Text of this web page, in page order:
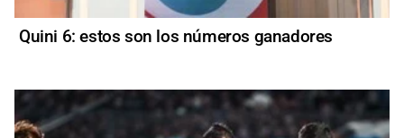
Quini 6: estos son los números ganadores